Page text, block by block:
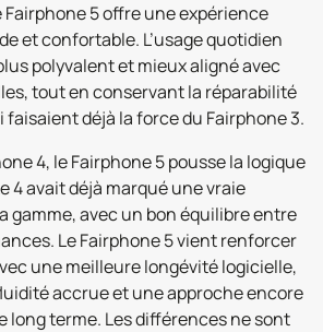
5 offre une expérience
et confortable. L’usage quotidien
polyvalent et mieux aligné avec
tout en conservant la réparabilité
déjà la force du Fairphone 3.
4, le Fairphone 5 pousse la logique
4 avait déjà marqué une vraie
gamme, avec un bon équilibre entre
Le Fairphone 5 vient renforcer
une meilleure longévité logicielle,
accrue et une approche encore
long terme. Les différences ne sont